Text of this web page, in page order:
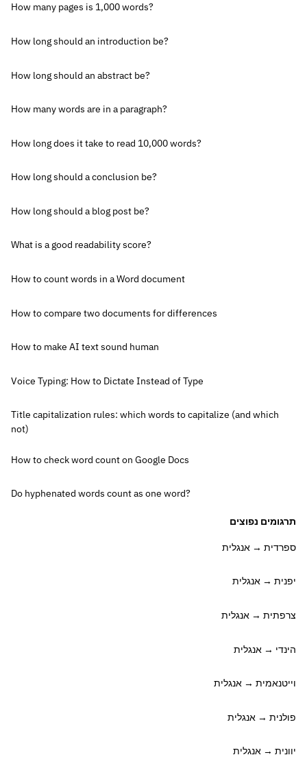
How many pages is 1,000 words?
How long should an introduction be?
How long should an abstract be?
How many words are in a paragraph?
How long does it take to read 10,000 words?
How long should a conclusion be?
How long should a blog post be?
What is a good readability score?
How to count words in a Word document
How to compare two documents for differences
How to make AI text sound human
Voice Typing: How to Dictate Instead of Type
Title capitalization rules: which words to capitalize (and which
not)
How to check word count on Google Docs
Do hyphenated words count as one word?
תרגומים נפוצים
ספרדית → אנגלית
יפנית → אנגלית
צרפתית → אנגלית
הינדי → אנגלית
וייטנאמית → אנגלית
פולנית → אנגלית
יוונית → אנגלית